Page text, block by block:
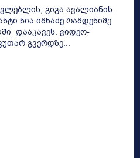
გიგა ავალიანის
ნია იმნაძე რამდენიმე
დააკავეს. ვიდეო-
გვერდზე...